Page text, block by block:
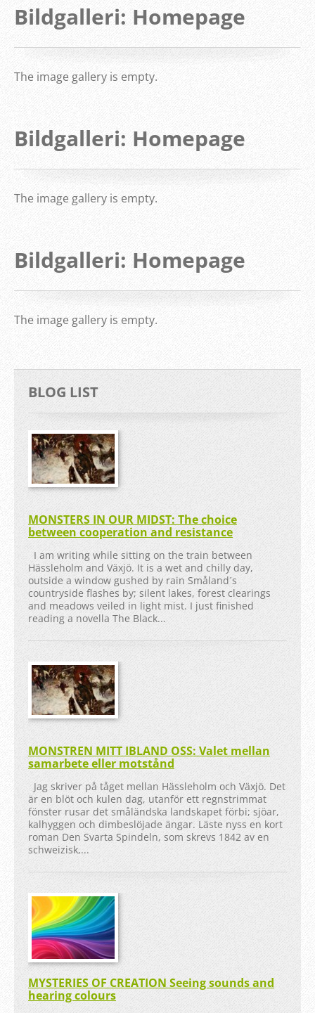
Bildgalleri: Homepage
The image gallery is empty.
Bildgalleri: Homepage
The image gallery is empty.
Bildgalleri: Homepage
The image gallery is empty.
BLOG LIST
MONSTERS IN OUR MIDST: The choice
between cooperation and resistance
I am writing while sitting on the train between
Hässleholm and Växjö. It is a wet and chilly day,
outside a window gushed by rain Småland´s
countryside flashes by; silent lakes, forest clearings
and meadows veiled in light mist. I just finished
reading a novella The Black...
MONSTREN MITT IBLAND OSS: Valet mellan
samarbete eller motstånd
Jag skriver på tåget mellan Hässleholm och Växjö. Det
är en blöt och kulen dag, utanför ett regnstrimmat
fönster rusar det småländska landskapet förbi; sjöar,
kalhyggen och dimbeslöjade ängar. Läste nyss en kort
roman Den Svarta Spindeln, som skrevs 1842 av en
schweizisk,...
MYSTERIES OF CREATION Seeing sounds and
hearing colours